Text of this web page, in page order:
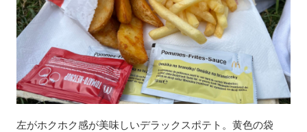
左がホクホク感が美味しいデラックスポテト。黄色の袋